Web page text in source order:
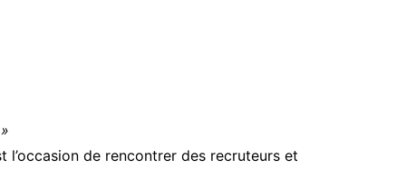
l’occasion de rencontrer des recruteurs et